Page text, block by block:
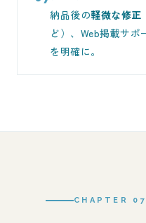
納品後の軽微な修正
ど）、Web掲載サ
を明確に。
CHAPTER